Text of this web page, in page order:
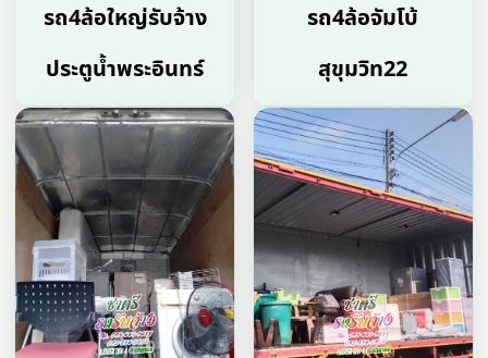
รถ4ล้อใหญ่รับจ้าง
ประตูน้ำพระอินทร์
รถ4ล้อจัมโบ้
สุขุมวิท22